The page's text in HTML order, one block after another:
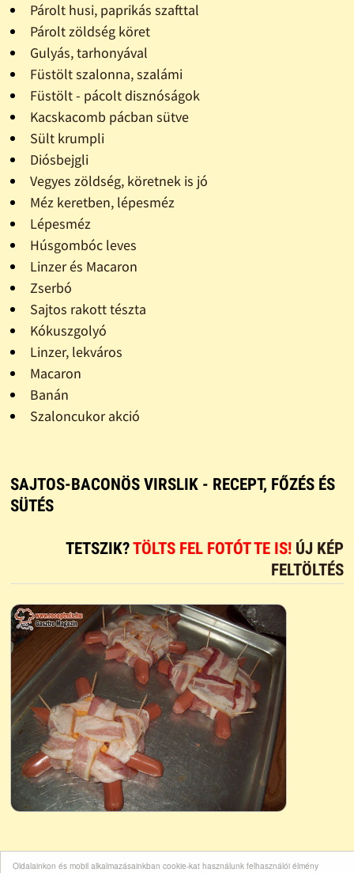
Oldalainkon és mobil alkalmazásainkban cookie-kat használunk felhasználói élmény
Párolt husi, paprikás szafttal
Párolt zöldség köret
Gulyás, tarhonyával
Füstölt szalonna, szalámi
Füstölt - pácolt disznóságok
Kacskacomb pácban sütve
Sült krumpli
Diósbejgli
Vegyes zöldség, köretnek is jó
Méz keretben, lépesméz
Lépesméz
Húsgombóc leves
Linzer és Macaron
Zserbó
Sajtos rakott tészta
Kókuszgolyó
Linzer, lekváros
Macaron
Banán
Szaloncukor akció
SAJTOS-BACONÖS VIRSLIK - RECEPT, FŐZÉS ÉS
SÜTÉS
TETSZIK?TÖLTS FEL FOTÓT TE IS! ÚJ KÉP
FELTÖLTÉS